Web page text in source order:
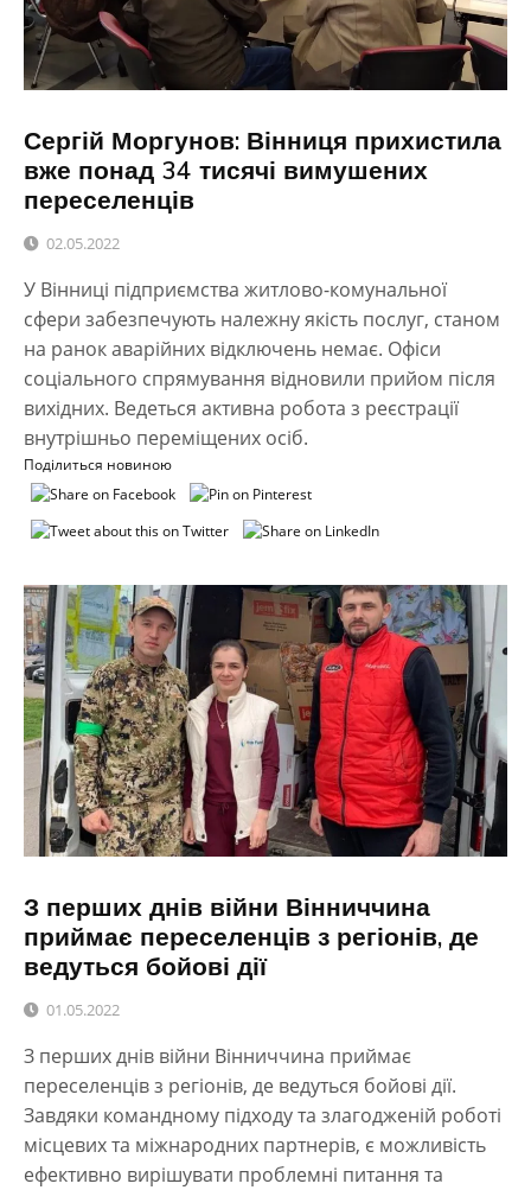
Сергій Моргунов: Вінниця прихистила
вже понад 34 тисячі вимушених
переселенців
02.05.2022
У Вінниці підприємства житлово-комунальної
сфери забезпечують належну якість послуг, станом
на ранок аварійних відключень немає. Офіси
соціального спрямування відновили прийом після
вихідних. Ведеться активна робота з реєстрації
внутрішньо переміщених осіб.
Поділиться новиною
З перших днів війни Вінниччина
приймає переселенців з регіонів, де
ведуться бойові дії
01.05.2022
З перших днів війни Вінниччина приймає
переселенців з регіонів, де ведуться бойові дії.
Завдяки командному підходу та злагодженій роботі
місцевих та міжнародних партнерів, є можливість
ефективно вирішувати проблемні питання та